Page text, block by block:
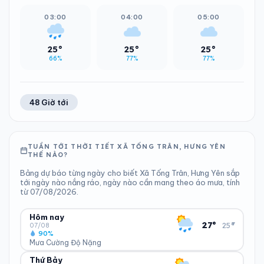
03:00
25°
66%
04:00
25°
77%
05:00
25°
77%
48 Giờ tới
TUẦN TỚI THỜI TIẾT XÃ TỐNG TRÂN, HƯNG YÊN
THẾ NÀO?
Bảng dự báo từng ngày cho biết Xã Tống Trân, Hưng Yên sắp
tới ngày nào nắng ráo, ngày nào cần mang theo áo mưa, tính
từ 07/08/2026.
Hôm nay
07/08
Mưa Cường Độ Nặng
90%
27° 25°
▾
ĐỘ ẨM
Thứ Bảy